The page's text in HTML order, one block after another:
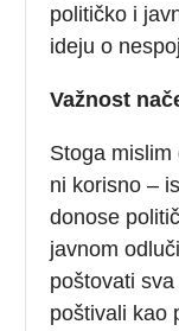
političko i
ideju o
Važnost
Stoga mislim
ni korisno –
donose
javnom
poštovati
poštivali kao